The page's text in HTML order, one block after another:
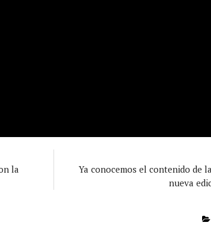
la
Ya conocemos el contenido de
nueva